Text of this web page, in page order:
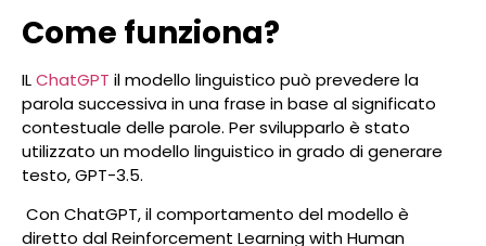
Come funziona?
ILChatGPT il modello linguistico può prevedere la
parola successiva in una frase in base al significato
contestuale delle parole. Per svilupparlo è stato
utilizzato un modello linguistico in grado di generare
testo, GPT-3.5.
Con ChatGPT, il comportamento del modello è
diretto dal Reinforcement Learning with Human